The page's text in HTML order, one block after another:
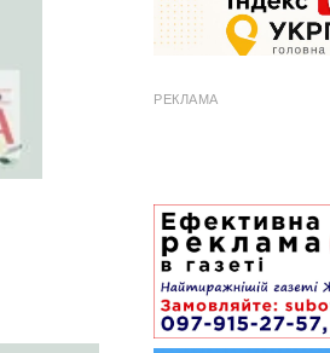
РЕКЛАМА